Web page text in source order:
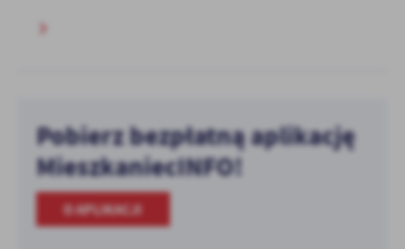
Pobierz bezpłatną aplikację
MieszkaniecINFO!
O APLIKACJI